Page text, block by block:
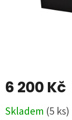
6 200 Kč
cena:
Skladem (5 ks)